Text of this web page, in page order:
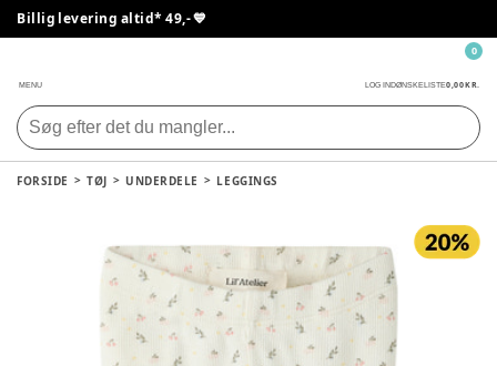
Billig levering altid* 49,- 💙
MENU LOG INDØNSKELISTE0,00 KR.
0
FORSIDE TØJ UNDERDELE LEGGINGS